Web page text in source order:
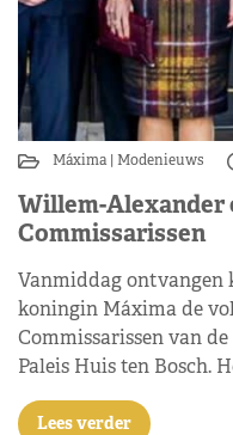
Máxima Modenieuws
Willem-Alexander
Commissarissen
Vanmiddag ontvangen
koningin Máxima de
Commissarissen van
Paleis Huis ten Bosch.
Lees verder